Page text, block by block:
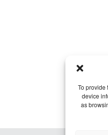
To provide
device
as